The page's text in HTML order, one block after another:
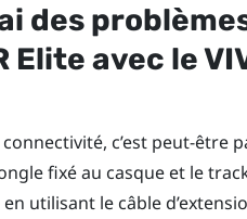
des
Elite avec le
c’est peut-être
fixé au casque et le
utilisant le câble